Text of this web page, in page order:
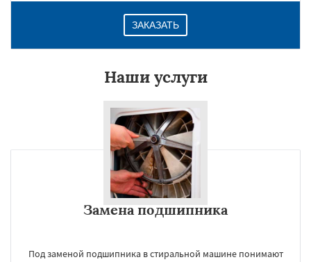
ЗАКАЗАТЬ
Наши услуги
Замена подшипника
Под заменой подшипника в стиральной машине понимают
Даю согласие на обработку персональных данных